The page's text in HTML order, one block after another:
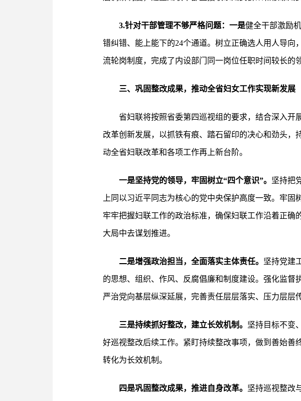
3.针对干部管理不够严格问题： 一是健全干部激励
错纠错、能上能下的24个通道。树立正确选人用人导向
流轮岗制度，完成了内设部门同一岗位任职时间较长的
三、巩固整改成果，推动全省妇女工作实现新发展
省妇联将按照省委第四巡视组的要求，结合深入开
改革创新发展，以抓铁有痕、踏石留印的决心和劲头
动全省妇联改革和各项工作再上新台阶。
一是坚持党的领导，牢固树立“四个意识”。 坚持把
上同以习近平同志为核心的党中央保护高度一致。牢
牢牢把握妇联工作的政治标准，确保妇联工作沿着正
大局中去谋划推进。
二是增强政治担当，全面落实主体责任。 坚持党建
的思想、组织、作风、反腐倡廉和制度建设。强化监督
严治党向基层纵深延展，完善责任层层落实、压力层层
三是持续抓好整改，建立长效机制。 坚持目标不变
好巡视整改后续工作。紧盯持续整改事项，做到善始善
转化为长效机制。
四是巩固整改成果，推进自身改革。 坚持巡视整改